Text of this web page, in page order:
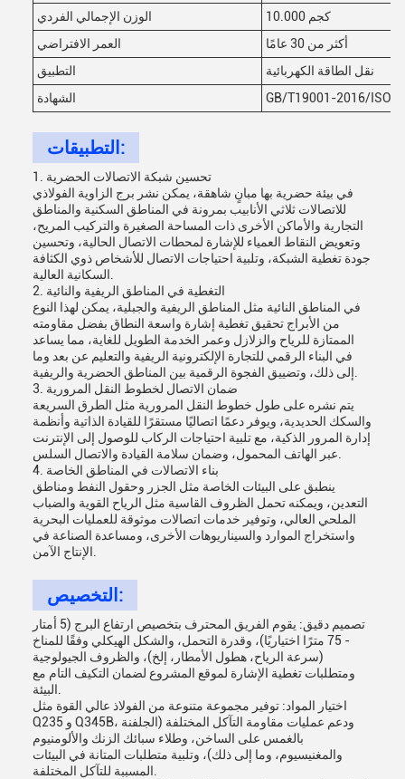
الوزن الإجمالي الفردي
10.000 كجم
العمر الافتراضي
أكثر من 30 عامًا
التطبيق
نقل الطاقة الكهربائية
الشهادة
GB/T19001-2016/ISO
التطبيقات:
1. تحسين شبكة الاتصالات الحضرية
في بيئة حضرية بها مبانٍ شاهقة، يمكن نشر برج الزاوية الفولاذي
للاتصالات ثلاثي الأنابيب بمرونة في المناطق السكنية والمناطق
التجارية والأماكن الأخرى ذات المساحة الصغيرة والتركيب المريح،
وتعويض النقاط العمياء للإشارة لمحطات الاتصال الحالية، وتحسين
جودة تغطية الشبكة، وتلبية احتياجات الاتصال للأشخاص ذوي الكثافة
2. التغطية في المناطق الريفية والنائية
في المناطق النائية مثل المناطق الريفية والجبلية، يمكن لهذا النوع
من الأبراج تحقيق تغطية إشارة واسعة النطاق بفضل مقاومته
الممتازة للرياح والزلازل وعمر الخدمة الطويل للغاية، مما يساعد
في البناء الرقمي للتجارة الإلكترونية الريفية والتعليم عن بعد وما
3. ضمان الاتصال لخطوط النقل المرورية
يتم نشره على طول خطوط النقل المرورية مثل الطرق السريعة
والسكك الحديدية، ويوفر دعمًا اتصاليًا مستقرًا للقيادة الذاتية وأنظمة
إدارة المرور الذكية، مع تلبية احتياجات الركاب للوصول إلى الإنترنت
4. بناء الاتصالات في المناطق الخاصة
ينطبق على البيئات الخاصة مثل الجزر وحقول النفط ومناطق
التعدين، ويمكنه تحمل الظروف القاسية مثل الرياح القوية والضباب
الملحي العالي، وتوفير خدمات اتصالات موثوقة للعمليات البحرية
واستخراج الموارد والسيناريوهات الأخرى، ومساعدة الصناعة في
التخصيص:
تصميم دقيق: يقوم الفريق المحترف بتخصيص ارتفاع البرج (5 أمتار
- 75 مترًا اختياريًا)، وقدرة التحمل، والشكل الهيكلي وفقًا للمناخ
(سرعة الرياح، هطول الأمطار، إلخ)، والظروف الجيولوجية
ومتطلبات تغطية الإشارة لموقع المشروع لضمان التكيف التام مع
اختيار المواد: توفير مجموعة متنوعة من الفولاذ عالي القوة مثل
Q235 و Q345B، ودعم عمليات مقاومة التآكل المختلفة (الجلفنة
بالغمس على الساخن، وطلاء سبائك الزنك والألومنيوم
والمغنيسيوم، وما إلى ذلك)، وتلبية متطلبات المتانة في البيئات